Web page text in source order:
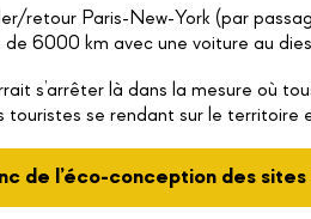
retour Paris-New-York (par
6000 km avec une voiture au
s’arrêter là dans la mesure où
touristes se rendant sur le territoire
de l’éco-conception des